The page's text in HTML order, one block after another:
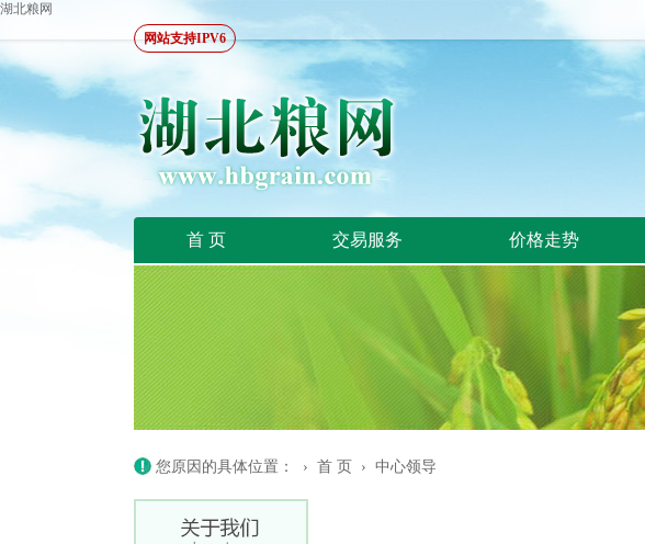
湖北粮网
网站支持IPV6
首 页 交易服务 价格走势
您原因的具体位置： › 首 页 › 中心领导